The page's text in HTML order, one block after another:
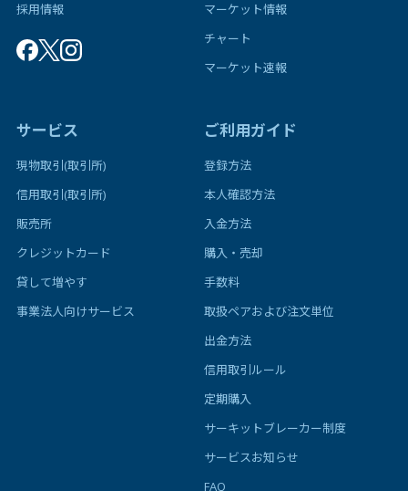
採用情報
マーケット情報
チャート
マーケット速報
サービス
現物取引(取引所)
信用取引(取引所)
販売所
クレジットカード
貸して増やす
事業法人向けサービス
ご利用ガイド
登録方法
本人確認方法
入金方法
購入・売却
手数料
取扱ペアおよび注文単位
出金方法
信用取引ルール
定期購入
サーキットブレーカー制度
サービスお知らせ
FAQ